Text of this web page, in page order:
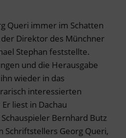
Queri immer im Schatten
der Direktor des Münchner
Stephan feststellte.
und die Herausgabe
wieder in das
interessierten
liest in Dachau
Bernhard Butz
Schriftstellers Georg Queri,